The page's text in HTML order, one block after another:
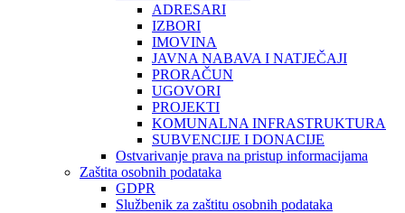
ADRESARI
IZBORI
IMOVINA
JAVNA NABAVA I NATJEČAJI
PRORAČUN
UGOVORI
PROJEKTI
KOMUNALNA INFRASTRUKTURA
SUBVENCIJE I DONACIJE
Ostvarivanje prava na pristup informacijama
Zaštita osobnih podataka
GDPR
Službenik za zaštitu osobnih podataka